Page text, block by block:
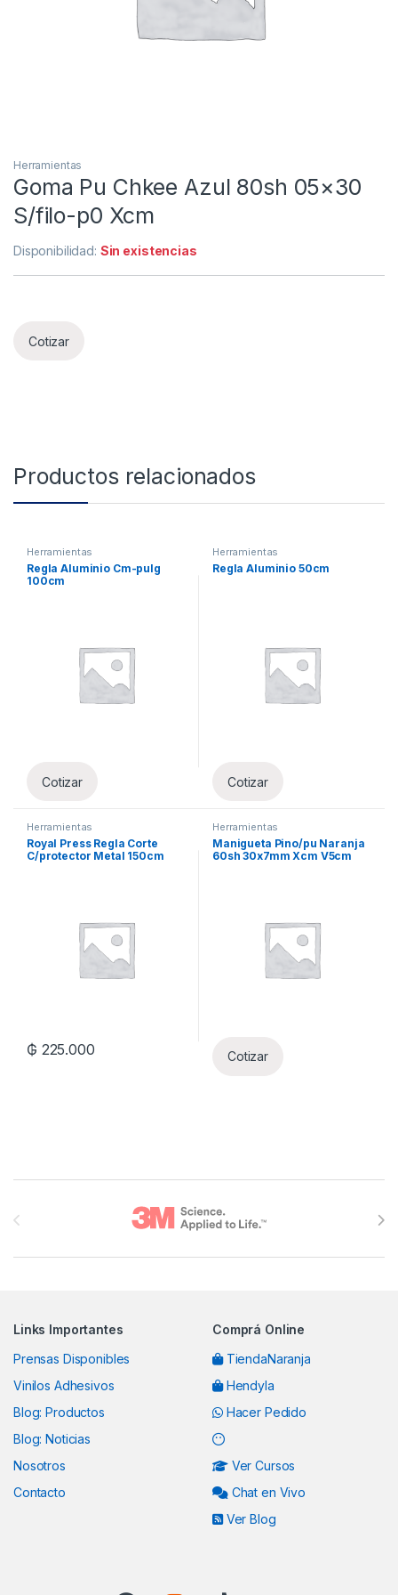
Herramientas
Goma Pu Chkee Azul 80sh 05×30
S/filo-p0 Xcm
Disponibilidad: Sin existencias
Cotizar
Productos relacionados
Herramientas
Regla Aluminio Cm-pulg
100cm
Cotizar
Herramientas
Regla Aluminio 50cm
Cotizar
Herramientas
Royal Press Regla Corte
C/protector Metal 150cm
₲ 225.000
Herramientas
Manigueta Pino/pu Naranja
60sh 30x7mm Xcm V5cm
Cotizar
Links Importantes
Prensas Disponibles
Vinilos Adhesivos
Blog: Productos
Blog: Noticias
Nosotros
Contacto
Comprá Online
TiendaNaranja
Hendyla
Hacer Pedido
Ver Cursos
Chat en Vivo
Ver Blog